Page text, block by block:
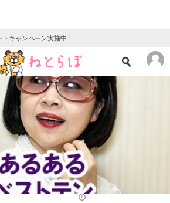
キャンペーン実施中！
ニュース
クイズ
地域
教育・育児
リサーチ